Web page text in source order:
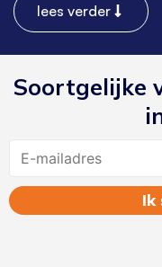
lees verder
Soortgelijke